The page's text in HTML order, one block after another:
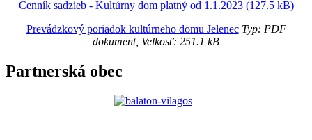
Cenník sadzieb - Kultúrny dom platný od 1.1.2023 (127.5 kB)
Prevádzkový poriadok kultúrneho domu JelenecTyp: PDF
dokument, Velkosť: 251.1 kB
Partnerská obec